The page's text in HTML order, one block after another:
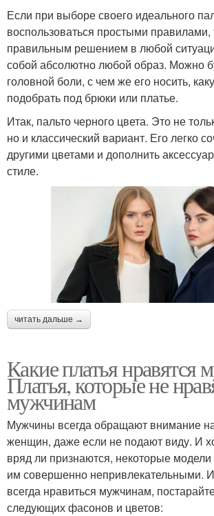
Если при выборе своего идеального
воспользоваться простыми правилами,
правильным решением в любой
собой абсолютно любой образ. Можно
головной боли, с чем же его носить,
подобрать под брюки или платье.
Итак, пальто черного цвета. Это не
но и классический вариант. Его легко
другими цветами и дополнить
стиле.
читать дальше →
Какие платья нравятся
Платья, которые не
мужчинам
Мужчины всегда обращают внимание
женщин, даже если не подают виду. И
вряд ли признаются, некоторые модели
им совершенно непривлекательными.
всегда нравиться мужчинам,
следующих фасонов и цветов: